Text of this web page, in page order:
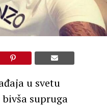
u svetu
supruga